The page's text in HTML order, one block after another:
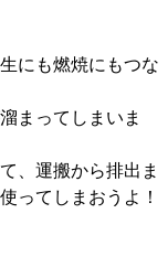
にも燃焼にもつな
まってしまいま
、運搬から排出ま
ってしまおうよ！